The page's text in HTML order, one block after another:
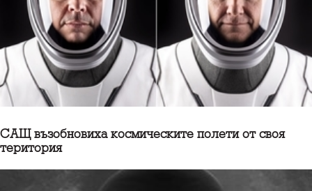
САЩ възобновиха космическите полети от своя
територия